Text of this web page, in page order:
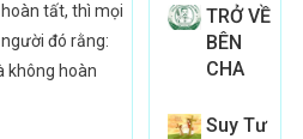
tất, thì mọi
đó rằng:
không hoàn
TRỞ VỀ
BÊN
CHA
Suy Tư